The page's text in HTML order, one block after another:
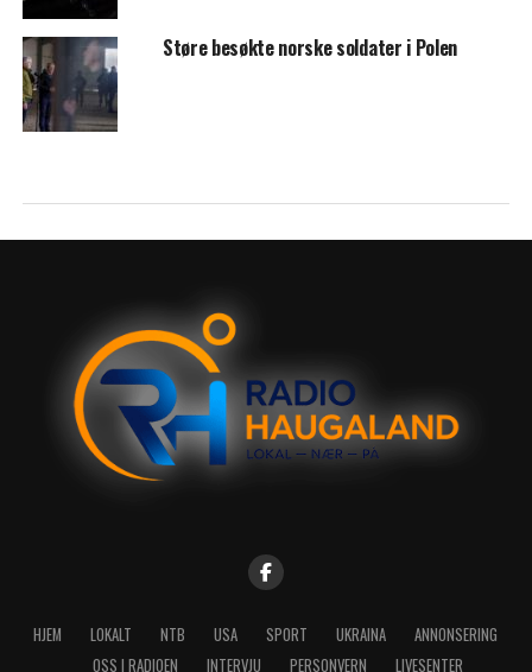
Støre besøkte norske soldater i Polen
HJEM LOKALT NTB USA SPORT UKRAINA
ANNONSERING
OSS I RADIOEN
INTERVJU PERSONVERN LIVESENTER